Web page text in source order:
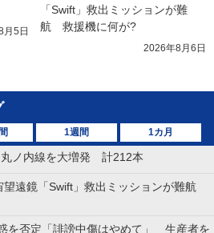
月5日
「Swift」救出ミッションが難
航　救援機に何が?
2026年8月6日
1週間 1カ月
ノ内線を大増発 計212本
望遠鏡「Swift」救出ミッションが難航
を否定「誹謗中傷はやめて」 生産者を